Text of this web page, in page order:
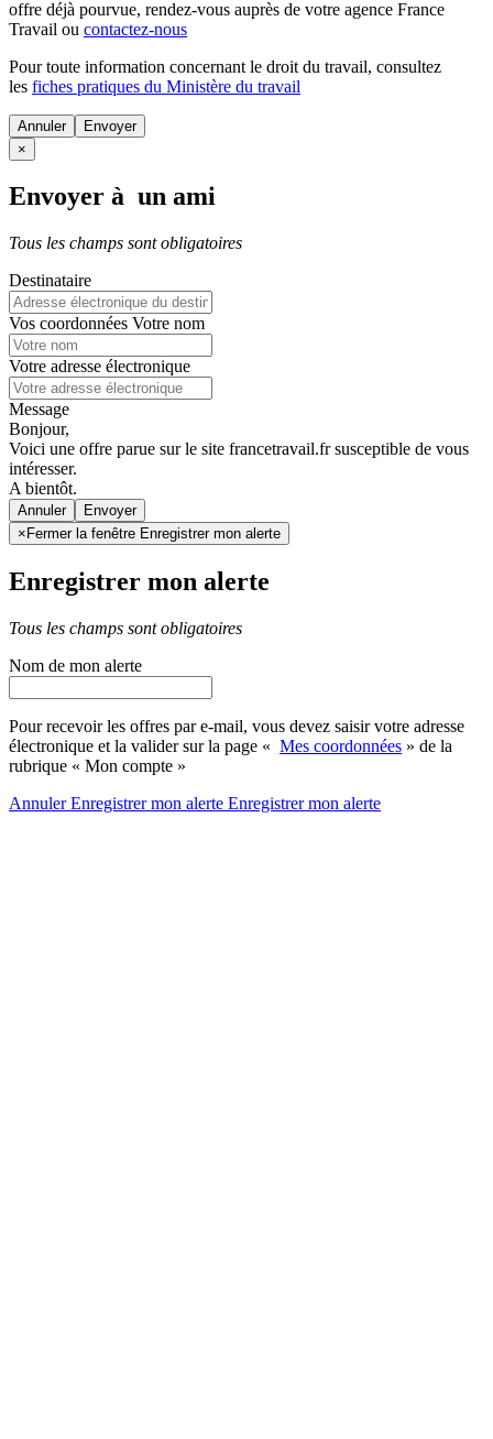
offre déjà pourvue, rendez-vous auprès de votre agence France
Travail ou contactez-nous
Pour toute information concernant le droit du travail, consultez
les fiches pratiques du Ministère du travail
Annuler
×
Envoyer à un ami
Tous les champs sont obligatoires
Destinataire
Vos coordonnées Votre nom
Votre adresse électronique
Message
Bonjour,
Voici une offre parue sur le site francetravail.fr susceptible de vous
intéresser.
A bientôt.
Annuler
× Fermer la fenêtre Enregistrer mon alerte
Enregistrer mon alerte
Tous les champs sont obligatoires
Nom de mon alerte
Pour recevoir les offres par e-mail, vous devez saisir votre adresse
électronique et la valider sur la page « Mes coordonnées » de la
rubrique « Mon compte »
AnnulerEnregistrer mon alerte Enregistrermon alerte